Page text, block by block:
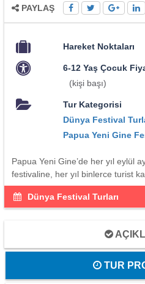
PAYLAŞ
Hareket Noktaları
6-12 Yaş Çocuk
(kişi başı)
Tur Kategorisi
Dünya Festival
Papua Yeni Gine
Papua Yeni Gine’de her yıl eylül
festivaline, her yıl binlerce turist
Dünya Festival Turları
TUR